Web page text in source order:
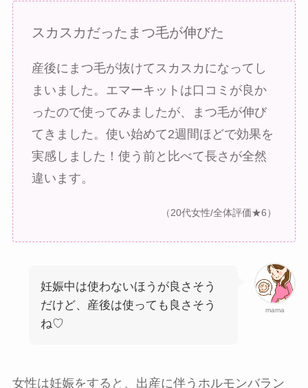
スカスカだったまつ毛が伸びた
産後にまつ毛が抜けてスカスカになってし
まいました。エマーキットは口コミが良か
ったので使ってみましたが、まつ毛が伸び
てきました。使い始めて2週間ほどで効果を
実感しました！使う前と比べて長さが全然
違います。
（20代女性/全体評価★6）
mama
妊娠中は使わないほうが良さそう
だけど、産後は使っても良さそう
ね♡
女性は妊娠をすると、出産に伴うホルモンバラン